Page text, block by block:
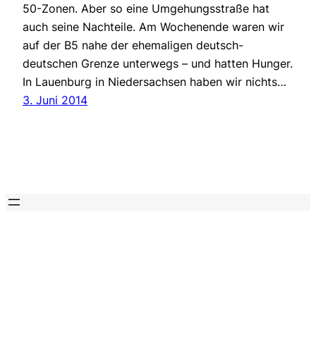
50-Zonen. Aber so eine Umgehungsstraße hat
auch seine Nachteile. Am Wochenende waren wir
auf der B5 nahe der ehemaligen deutsch-
deutschen Grenze unterwegs – und hatten Hunger.
In Lauenburg in Niedersachsen haben wir nichts…
3. Juni 2014